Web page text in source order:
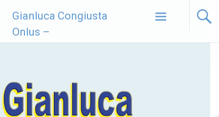
contenuto
Gianluca Congiusta
Onlus –